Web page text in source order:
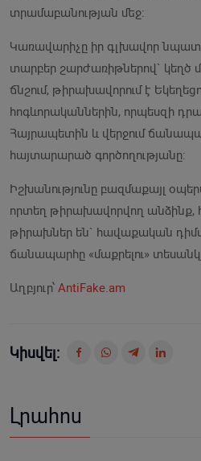
տրամաբանության մեջ:
Կառավարիչը իր գլխավոր
տարբեր շարժառիթներով`
ճնշում, թիրախավորում է
հոգևորականներին, որպեսզի
Հայրապետին և վերջում
հայտարարած գործողությանը:
Իշխանությունը բազմաքայլ
որտեղ թիրախավորվող անձինք,
թիրախներ են` հավաքական
ճանապարհը «մաքրելու»
Աղբյուր՝ AntiFake.am
Կիսվել:
Լրահոս